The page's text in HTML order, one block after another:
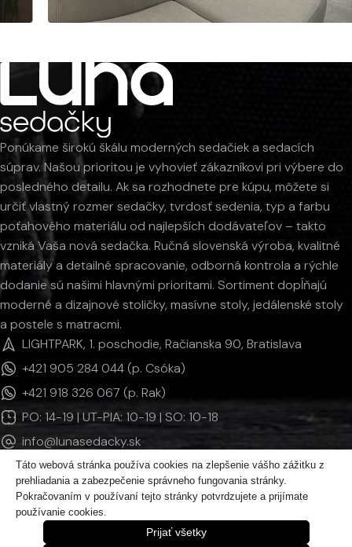
Ponúkame širokú škálu moderných sedačiek a sedacích
súprav. Našou prioritou je vyhovieť zákazníkovi pri výbere do
posledného detailu. Ak sa rozhodnete pre kúpu, môžete si
určiť vlastný rozmer sedačky, tvrdosť sedenia, typ a farbu
poťahového materiálu od najlepších dodávateľov – takto
vzniká Vaša nová sedačka. Ručná slovenská výroba, kvalitné
materiály a detailné spracovanie, odborná kontrola a rýchle
dodanie sú našimi hlavnými prioritami. Sortiment dopĺňajú
moderné a dizajnové stoličky, masívne stoly, jedálenské stoly
a postele s matracmi.
LIGHTPARK, 1. poschodie, Račianska 90, Bratislava
+421 905 284 044 (p. Csóka)
+421 918 326 067 (p. Rak)
PO: 14-19 | UT-PIA: 10-19 | SO: 10-18
info@lunasedacky.sk
INFORMÁCIE
KATEGÓRIE PRODUKTOV
Táto webová stránka používa cookies na zlepšenie vášho zážitku z
prehliadania a zabezpečenie správneho fungovania stránky.
Pokračovaním v používaní tejto stránky potvrdzujete a prijímate
používanie cookies.
Prijať všetky